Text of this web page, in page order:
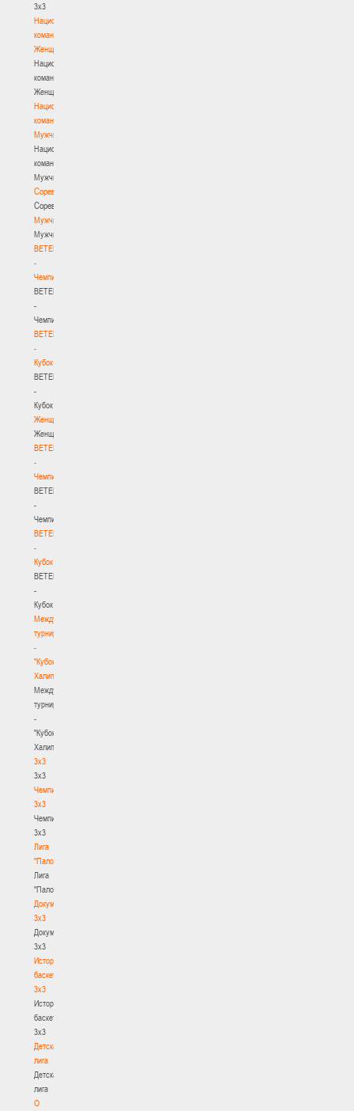
3х3
Национальная
команда.
Женщины
Национальная
команда.
Женщины
Национальная
команда.
Мужчины
Национальная
команда.
Мужчины
Соревнования
Соревнования
Мужчины
Мужчины
BETERA
-
Чемпионат
BETERA
-
Чемпионат
BETERA
-
Кубок
BETERA
-
Кубок
Женщины
Женщины
BETERA
-
Чемпионат
BETERA
-
Чемпионат
BETERA
-
Кубок
BETERA
-
Кубок
Международный
турнир
-
"Кубок
Халипского"
Международный
турнир
-
"Кубок
Халипского"
3x3
3x3
Чемпионат
3х3
Чемпионат
3х3
Лига
"Палова"
Лига
"Палова"
Документы
3х3
Документы
3х3
История
баскетбола
3х3
История
баскетбола
3х3
Детская
лига
Детская
лига
О